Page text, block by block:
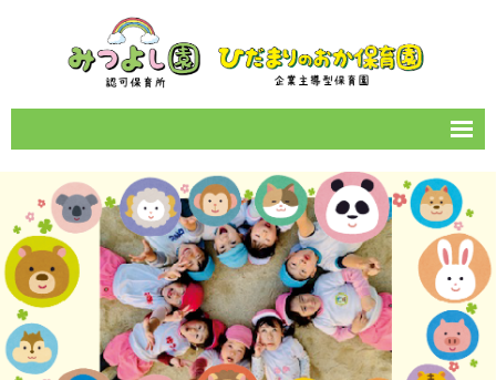
サイトマップ
園のご案内
1日の流れ
年間イベント
保育所情報